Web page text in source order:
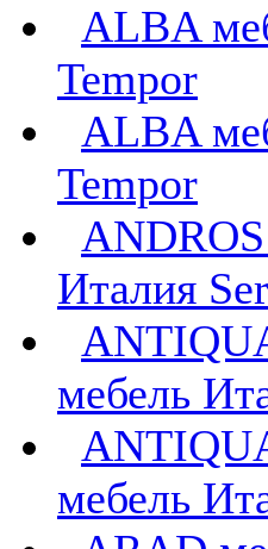
ALBA
Tempor
ALBA
Tempor
Италия
мебель
мебель